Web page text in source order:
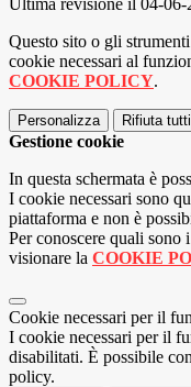
Ultima revisione il 04-06-
Questo sito o gli
cookie necessari al
COOKIE POLICY.
Personalizza Rifiuta tutti
Gestione cookie
In questa schermata è
I cookie necessari sono
piattaforma e non è
Per conoscere quali sono
visionare la COOKIE
Cookie necessari per il
I cookie necessari per il
disabilitati. È possibile
policy.